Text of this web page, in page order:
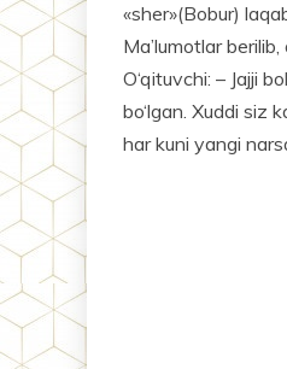
«sher»(Bobur)
Ma’lumotlar
O‘qituvchi: – Jajji
bo‘lgan. Xuddi siz
har kuni yangi